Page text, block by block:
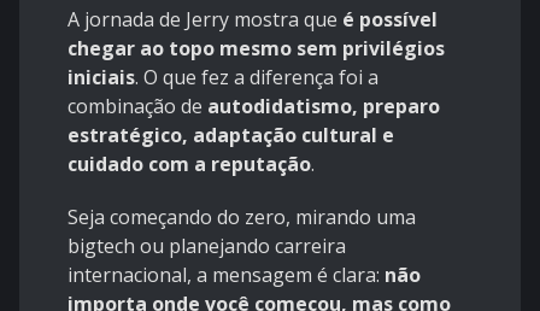
A jornada de Jerry mostra que é possível
chegar ao topo mesmo sem privilégios
iniciais. O que fez a diferença foi a
combinação de autodidatismo, preparo
estratégico, adaptação cultural e
cuidado com a reputação.
Seja começando do zero, mirando uma
bigtech ou planejando carreira
internacional, a mensagem é clara: não
importa onde você começou, mas como